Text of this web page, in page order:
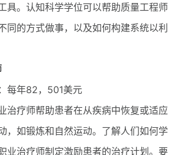
具。认知科学学位可以帮助质量工程师
同的方式做事，以及如何构建系统以利
年82，501美元
疗师帮助患者在从疾病中恢复或适应
，如锻炼和自然运动。了解人们如何学
业治疗师制定激励患者的治疗计划。要